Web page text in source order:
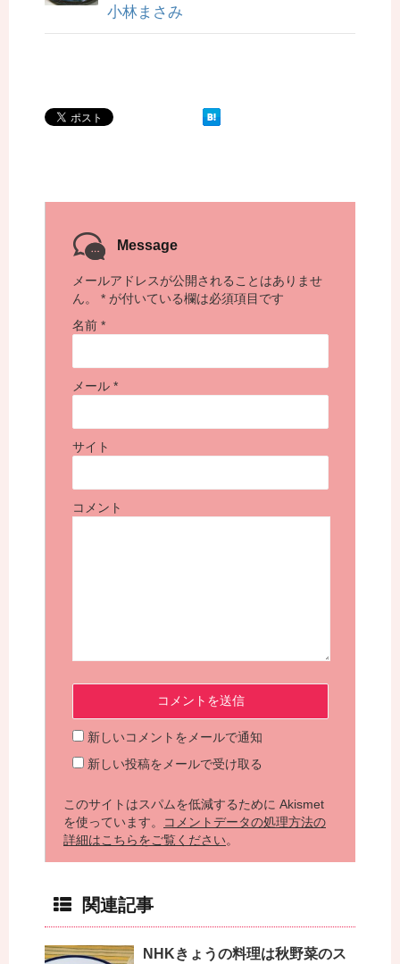
小林まさみ
Message
メールアドレスが公開されることはありませ
ん。
* が付いている欄は必須項目です
名前 *
メール *
サイト
コメント
新しいコメントをメールで通知
新しい投稿をメールで受け取る
このサイトはスパムを低減するために Akismet
を使っています。
コメントデータの処理方法の
詳細はこちらをご覧ください。
関連記事
NHKきょうの料理は秋野菜のス